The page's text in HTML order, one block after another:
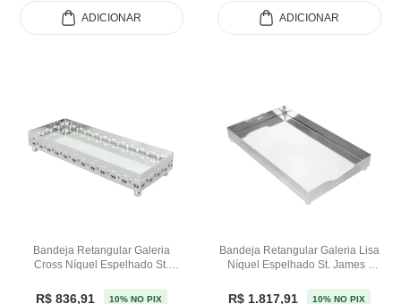
ADICIONAR ADICIONAR
Bandeja Retangular Galeria
Cross Níquel Espelhado St.
R$ 836,91 10% NO PIX
Bandeja Retangular Galeria Lisa
Níquel Espelhado St. James -
R$ 1.817,91 10% NO PIX